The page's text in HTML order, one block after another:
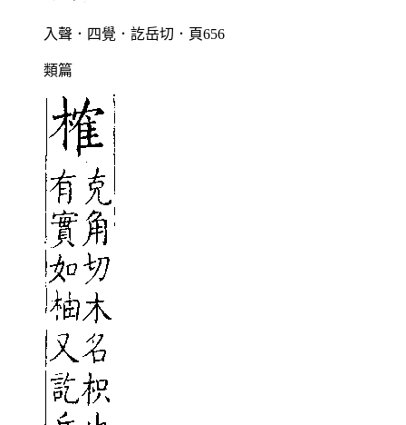
入聲．四覺．訖岳切．頁656
類篇